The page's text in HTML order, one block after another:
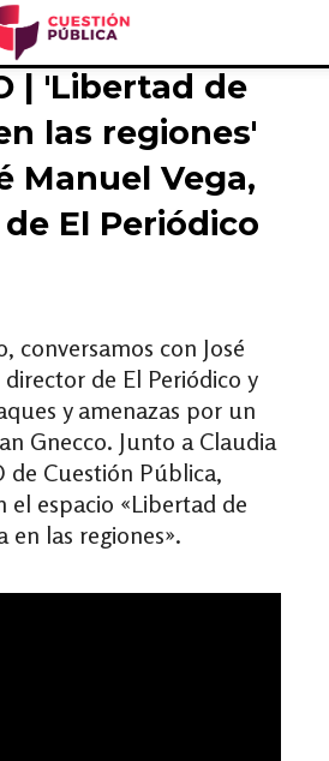
| 'Libertad de
las regiones'
Manuel Vega,
El Periódico
conversamos con José
de El Periódico y
y amenazas por un
Gnecco. Junto a Claudia
de Cuestión Pública,
el espacio «Libertad de
en las regiones».